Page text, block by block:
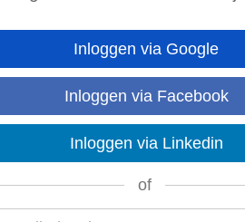
te geven? In het hart van het
Inloggen via Google
Inloggen via Facebook
Inloggen via Linkedin
of